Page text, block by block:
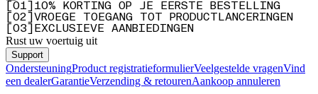
01
10% KORTING OP JE EERSTE BESTELLING
02
VROEGE TOEGANG TOT PRODUCTLANCERINGEN
03 EXCLUSIEVE AANBIEDINGEN
Rust uw voertuig uit
Support
OndersteuningProduct registratieformulierVeelgestelde vragenVind
een dealerGarantieVerzending & retourenAankoop annuleren